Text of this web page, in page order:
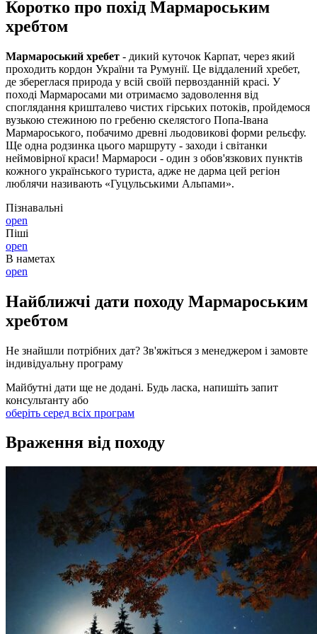
Коротко про похід Мармароським
хребтом
Мармароський хребет - дикий куточок Карпат, через який
проходить кордон України та Румунії. Це віддалений хребет,
де збереглася природа у всій своїй первозданній красі. У
поході Мармаросами ми отримаємо задоволення від
споглядання кришталево чистих гірських потоків, пройдемося
вузькою стежиною по гребеню скелястого Попа-Івана
Мармароського, побачимо древні льодовикові форми рельєфу.
Ще одна родзинка цього маршруту - заходи і світанки
неймовірної краси! Мармароси - один з обов'язкових пунктів
кожного українського туриста, адже не дарма цей регіон
люблячи називають «Гуцульськими Альпами».
Пізнавальні
open
Піші
open
В наметах
open
Найближчі дати походу Мармароським
хребтом
Не знайшли потрібних дат? Зв'яжіться з менеджером і замовте
індивідуальну програму
Майбутні дати ще не додані. Будь ласка, напишіть запит
консультанту або
оберіть серед всіх програм
Враження від походу